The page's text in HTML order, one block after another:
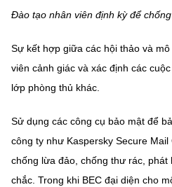
Đào tạo nhân viên định kỳ để
Sự kết hợp giữa các hội thảo và
viên cảnh giác và xác định các
lớp phòng thủ khác.
Sử dụng các công cụ bảo mật để
công ty như Kaspersky Secure
chống lừa đảo, chống thư rác, phát
chắc. Trong khi BEC đại diện cho